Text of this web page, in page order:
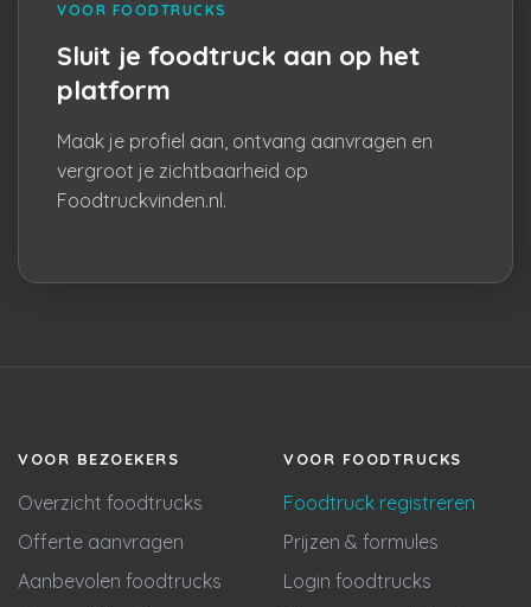
VOOR FOODTRUCKS
Sluit je foodtruck aan op het
platform
Maak je profiel aan, ontvang aanvragen en
vergroot je zichtbaarheid op
Foodtruckvinden.nl.
VOOR BEZOEKERS
Overzicht foodtrucks
Offerte aanvragen
Aanbevolen foodtrucks
VOOR FOODTRUCKS
Foodtruck registreren
Prijzen & formules
Login foodtrucks